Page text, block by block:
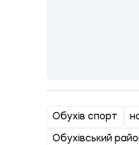
Обухів спорт
Обухівський